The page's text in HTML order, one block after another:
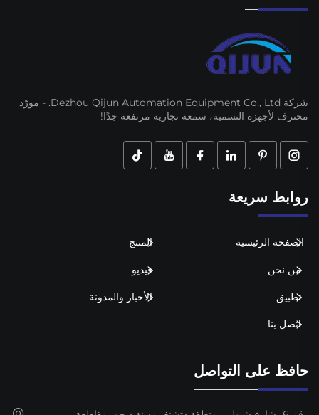
شركة Dezhou Qijun Automation Equipment Co., Ltd. - مورّد
محترف لأجهزة التسمية، سمعة تجارية مرتفعة جدًا!
روابط سريعة
الصفحة الرئيسية المنتج
من نحن فيديو
تطبيق الأخبار والمدونة
اتصل بنا
حافظ على التواصل